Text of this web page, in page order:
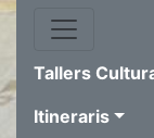
Tallers
Itineraris